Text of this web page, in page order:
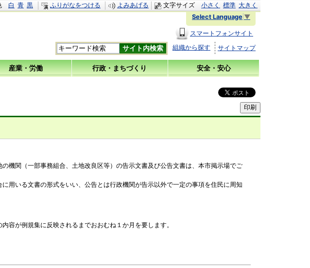
文字サイズ 小さく 標準 大きく
白 青 黒 ふりがなをつける
よみあげる
Select Language ▼
スマートフォンサイト
組織から探す
サイトマップ
産業・労働 行政・まちづくり 安全・安心
機関（一部事務組合、土地改良区等）の告示文書及び公告文書は、本市掲示場でご
用いる文書の形式をいい、公告とは行政機関が告示以外で一定の事項を住民に周知
容が例規集に反映されるまでおおむね１か月を要します。